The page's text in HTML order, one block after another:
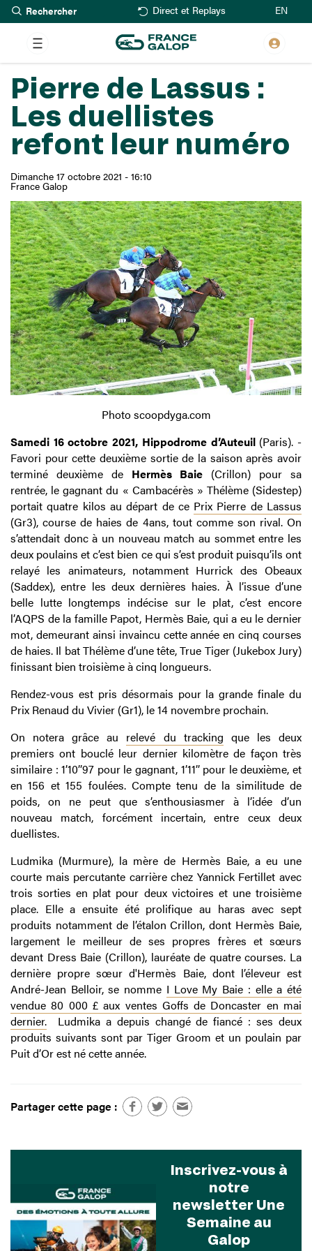
Aller
au
contenu
principal
Rechercher Direct et Replays EN
Pierre de Lassus :
Les duellistes
refont leur numéro
Dimanche 17 octobre 2021 - 16:10
France Galop
Photo scoopdyga.com
Samedi 16 octobre 2021, Hippodrome d’Auteuil (Paris). -
Favori pour cette deuxième sortie de la saison après avoir
terminé deuxième de Hermès Baie (Crillon) pour sa
rentrée, le gagnant du « Cambacérès » Thélème (Sidestep)
portait quatre kilos au départ de ce Prix Pierre de Lassus
(Gr3), course de haies de 4ans, tout comme son rival. On
s’attendait donc à un nouveau match au sommet entre les
deux poulains et c’est bien ce qui s’est produit puisqu’ils ont
relayé les animateurs, notamment Hurrick des Obeaux
(Saddex), entre les deux dernières haies. À l’issue d’une
belle lutte longtemps indécise sur le plat, c’est encore
l’AQPS de la famille Papot, Hermès Baie, qui a eu le dernier
mot, demeurant ainsi invaincu cette année en cinq courses
de haies. Il bat Thélème d’une tête, True Tiger (Jukebox Jury)
finissant bien troisième à cinq longueurs.
Rendez-vous est pris désormais pour la grande finale du
Prix Renaud du Vivier (Gr1), le 14 novembre prochain.
On notera grâce au relevé du tracking que les deux
premiers ont bouclé leur dernier kilomètre de façon très
similaire : 1’10’’97 pour le gagnant, 1’11’’ pour le deuxième, et
en 156 et 155 foulées. Compte tenu de la similitude de
poids, on ne peut que s’enthousiasmer à l’idée d’un
nouveau match, forcément incertain, entre ceux deux
duellistes.
Ludmika (Murmure), la mère de Hermès Baie, a eu une
courte mais percutante carrière chez Yannick Fertillet avec
trois sorties en plat pour deux victoires et une troisième
place. Elle a ensuite été prolifique au haras avec sept
produits notamment de l’étalon Crillon, dont Hermès Baie,
largement le meilleur de ses propres frères et sœurs
devant Dress Baie (Crillon), lauréate de quatre courses. La
dernière propre sœur d'Hermès Baie, dont l’éleveur est
André-Jean Belloir, se nomme I Love My Baie : elle a été
vendue 80 000 £ aux ventes Goffs de Doncaster en mai
dernier. Ludmika a depuis changé de fiancé : ses deux
produits suivants sont par Tiger Groom et un poulain par
Puit d’Or est né cette année.
Partager cette page :
Inscrivez-vous à
notre
newsletter Une
Semaine au
Galop